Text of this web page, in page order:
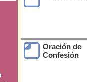
Oración de
Confesión